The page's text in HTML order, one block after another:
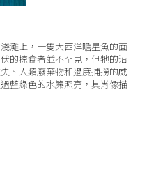
灘上，一隻大西洋瞻星魚的面
的掠食者並不罕見，但牠的沿
、人類廢棄物和過度捕撈的威
藍綠色的水簾照亮，其肖像描